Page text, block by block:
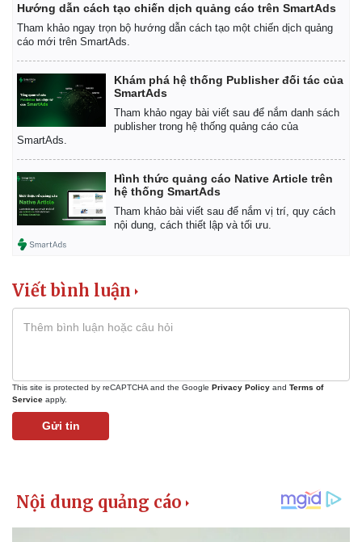
Bất động sản
Khởi nghiệp
Hướng dẫn cách tạo chiến dịch quảng cáo trên SmartAds
Tham khảo ngay trọn bộ hướng dẫn cách tạo một chiến dịch quảng
cáo mới trên SmartAds.
Khám phá hệ thống Publisher đối tác của
SmartAds
Tham khảo ngay bài viết sau để nắm danh sách
publisher trong hệ thống quảng cáo của
SmartAds.
Hình thức quảng cáo Native Article trên
hệ thống SmartAds
Tham khảo bài viết sau để nắm vị trí, quy cách
nội dung, cách thiết lập và tối ưu.
Viết bình luận
This site is protected by reCAPTCHA and the Google Privacy Policy and Terms of
Service apply.
Gửi tin